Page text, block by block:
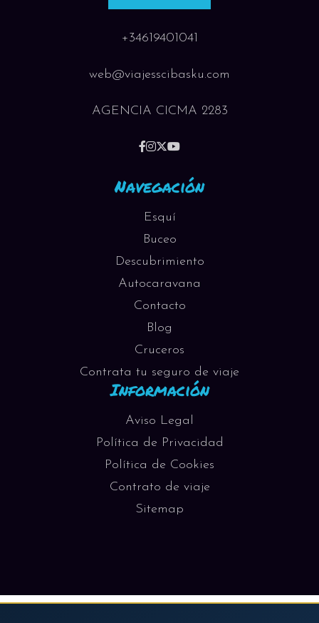
+34619401041
web@viajesscibasku.com
AGENCIA CICMA 2283
Navegación
Esquí
Buceo
Descubrimiento
Autocaravana
Contacto
Blog
Cruceros
Contrata tu seguro de viaje
Información
Aviso Legal
Política de Privacidad
Política de Cookies
Contrato de viaje
Sitemap